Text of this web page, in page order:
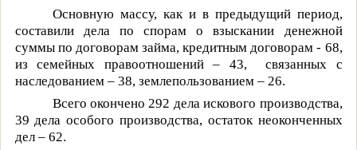
Основную массу, как и в предыдущий период,
составили дела по спорам о взыскании денежной
суммы по договорам займа, кредитным договорам - 68,
из семейных правоотношений – 43,
связанных с
наследованием – 38, землепользованием – 26.
Всего окончено 292 дела искового производства,
39 дела особого производства, остаток неоконченных
дел – 62.